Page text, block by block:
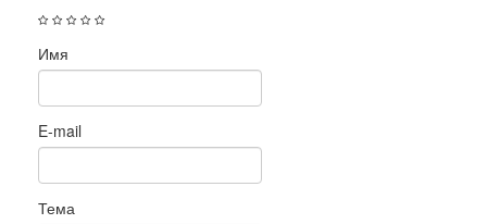
Имя
E-mail
Тема